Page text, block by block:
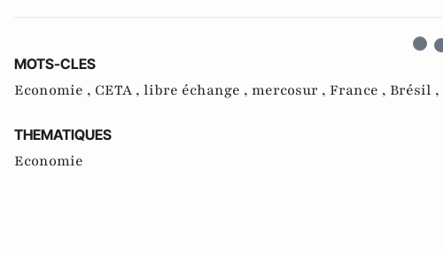
MOTS-CLES
Economie , CETA , libre échange , mercosur , France , Brésil ,
THEMATIQUES
Economie